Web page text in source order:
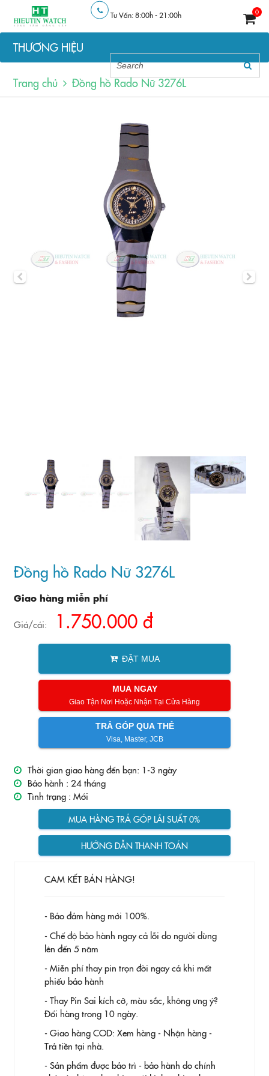
Tư Vấn: 8:00h - 21:00h 0
THƯƠNG HIỆU
Trang chủ Đồng hồ Rado Nữ 3276L
Đồng hồ Rado Nữ 3276L
Giao hàng miễn phí
Giá/cái: 1.750.000 đ
ĐẶT MUA
MUA NGAY
Giao Tận Nơi Hoặc Nhận Tại Cửa Hàng
TRẢ GÓP QUA THẺ
Visa, Master, JCB
Thời gian giao hàng đến bạn: 1-3 ngày
Bảo hành : 24 tháng
Tình trạng : Mới
MUA HÀNG TRẢ GÓP LÃI SUẤT 0%
HƯỚNG DẪN THANH TOÁN
CAM KẾT BÁN HÀNG!
- Bảo đảm hàng mới 100%.
- Chế độ bảo hành ngay cả lỗi do người dùng
lên đến 5 năm
- Miễn phí thay pin trọn đời ngay cả khi mất
phiếu bảo hành
- Thay Pin Sai kích cỡ, màu sắc, không ưng ý?
Đổi hàng trong 10 ngày.
- Giao hàng COD: Xem hàng - Nhận hàng -
Trả tiền tại nhà.
- Sản phẩm được bảo trì - bảo hành do chính